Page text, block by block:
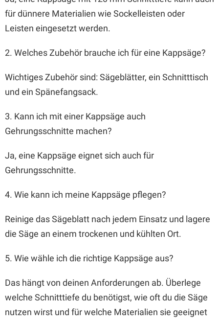
für dünnere Materialien wie Sockelleisten oder
Leisten eingesetzt werden.
2. Welches Zubehör brauche ich für eine Kappsäge?
Wichtiges Zubehör sind: Sägeblätter, ein Schnitttisch
und ein Spänefangsack.
3. Kann ich mit einer Kappsäge auch
Gehrungsschnitte machen?
Ja, eine Kappsäge eignet sich auch für
Gehrungsschnitte.
4. Wie kann ich meine Kappsäge pflegen?
Reinige das Sägeblatt nach jedem Einsatz und lagere
die Säge an einem trockenen und kühlten Ort.
5. Wie wähle ich die richtige Kappsäge aus?
Das hängt von deinen Anforderungen ab. Überlege
welche Schnitttiefe du benötigst, wie oft du die Säge
nutzen wirst und für welche Materialien sie geeignet